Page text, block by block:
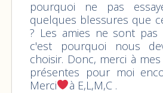
pourquoi ne pas
quelques blessures que
? Les amies ne sont
c'est pourquoi nous
choisir. Donc, merci à
présentes pour moi
Merci
à E,L,M,C .